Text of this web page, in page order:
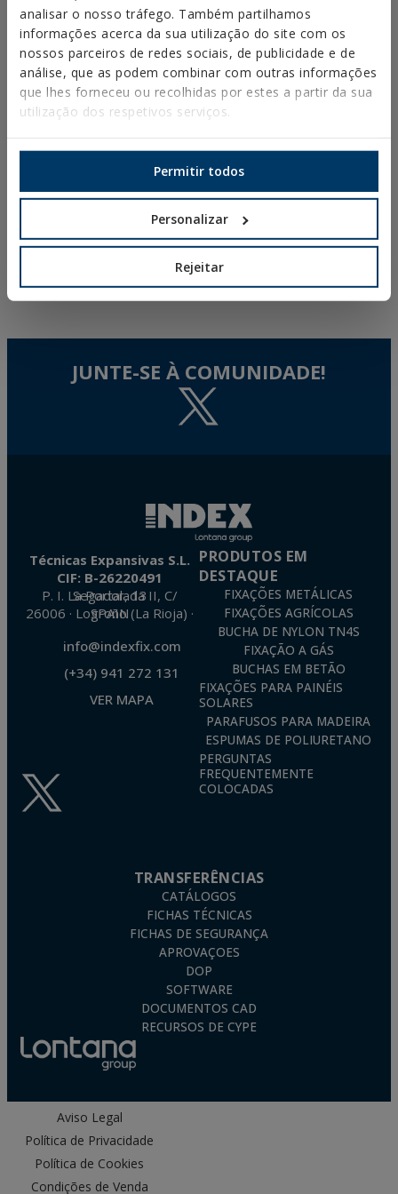
analisar o nosso tráfego. Também partilhamos
informações acerca da sua utilização do site com os
nossos parceiros de redes sociais, de publicidade e de
análise, que as podem combinar com outras informações
que lhes forneceu ou recolhidas por estes a partir da sua
utilização dos respetivos serviços.
Permitir todos
Personalizar
Rejeitar
tomates, pimentos e
outras culturas
trepadeiras
Esqueça as soldaduras
em estruturas metálicas
com STRUTBOLT: a nova
ancoragem homologada
ETA para perfis ocos de
aço
Escalada na Jamaica: criar
comunidade e garantir a
segurança nas Caraíbas
JUNTE-SE À COMUNIDADE!
Técnicas Expansivas S.L.
CIF: B-26220491
P. I. La Portalada II, C/ Segador, 13
26006 · Logroño (La Rioja) · SPAIN
info@indexfix.com
(+34) 941 272 131
VER MAPA
PRODUTOS EM
DESTAQUE
FIXAÇÕES METÁLICAS
FIXAÇÕES AGRÍCOLAS
BUCHA DE NYLON TN4S
FIXAÇÃO A GÁS
BUCHAS EM BETÃO
FIXAÇÕES PARA PAINÉIS
SOLARES
PARAFUSOS PARA MADEIRA
ESPUMAS DE POLIURETANO
PERGUNTAS
FREQUENTEMENTE
COLOCADAS
TRANSFERÊNCIAS
CATÁLOGOS
FICHAS TÉCNICAS
FICHAS DE SEGURANÇA
APROVAÇOES
DOP
SOFTWARE
DOCUMENTOS CAD
RECURSOS DE CYPE
Aviso Legal
Política de Privacidade
Política de Cookies
Condições de Venda